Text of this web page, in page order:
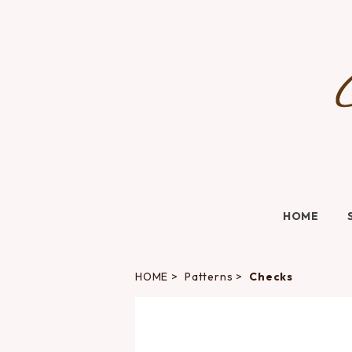
HOME
HOME Patterns Checks